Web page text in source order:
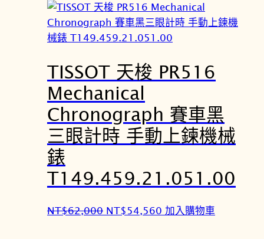
價
格
：
T
$
2
4
,
0
0
。
價
格
：
T
$
1
1
。
TISSOT 天梭 PR516
Mechanical
Chronograph 賽車黑
三眼計時 手動上鍊機械
錶
T149.459.21.051.00
NT$62,000 原
NT$54,560 目
加入購物車